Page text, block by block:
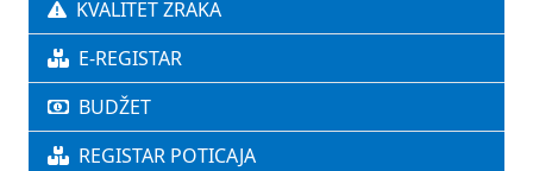
KVALITET ZRAKA
E-REGISTAR
BUDŽET
REGISTAR POTICAJA